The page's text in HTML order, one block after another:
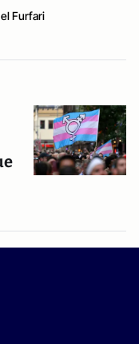
Furfari